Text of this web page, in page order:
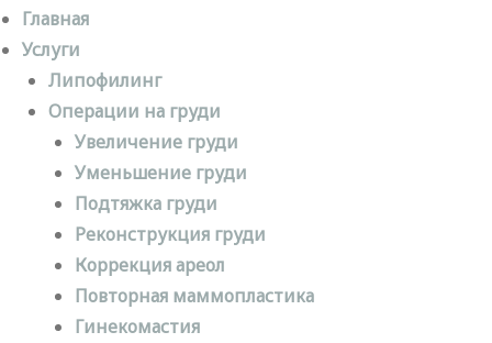
Главная
Услуги
Липофилинг
Операции на груди
Увеличение груди
Уменьшение груди
Подтяжка груди
Реконструкция груди
Коррекция ареол
Повторная маммопластика
Гинекомастия